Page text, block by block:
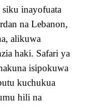
inayofuata
na Lebanon,
alikuwa
haki. Safari ya
isipokuwa
kuchukua
hili na